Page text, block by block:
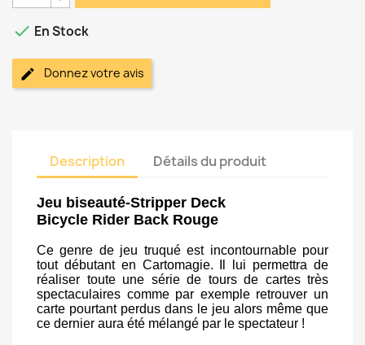
 En Stock
Donnez votre avis
Description Détails du produit
Jeu biseauté-Stripper Deck
Bicycle Rider Back Rouge
Ce genre de jeu truqué est incontournable pour
tout débutant en Cartomagie. Il lui permettra de
réaliser toute une série de tours de cartes très
spectaculaires comme par exemple retrouver un
carte pourtant perdus dans le jeu alors même que
ce dernier aura été mélangé par le spectateur !